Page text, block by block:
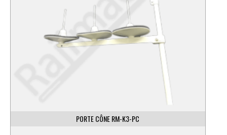
PORTE CÔNE RM-K3-PC